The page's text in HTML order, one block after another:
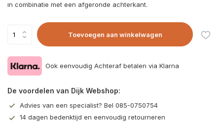
in combinatie met een afgeronde achterkant.
Toevoegen aan winkelwagen
Ook eenvoudig Achteraf betalen via Klarna
De voordelen van Dijk Webshop:
Advies van een specialist? Bel 085-0750754
14 dagen bedenktijd en eenvoudig retourneren